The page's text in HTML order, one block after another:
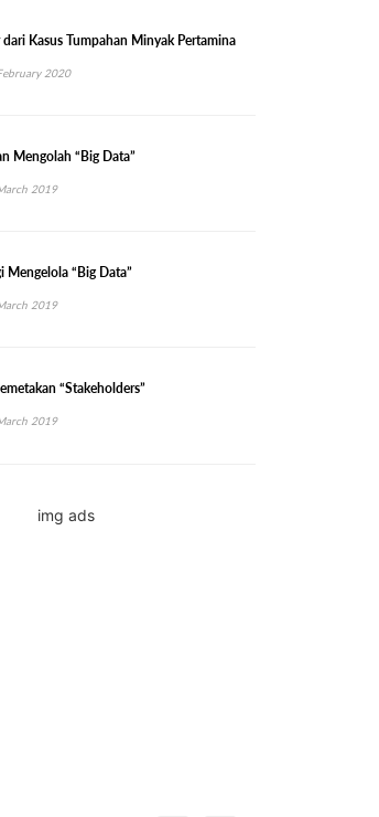
dari Kasus Tumpahan Minyak Pertamina
2020
Mengolah “Big Data”
2019
Mengelola “Big Data”
2019
“Stakeholders”
2019